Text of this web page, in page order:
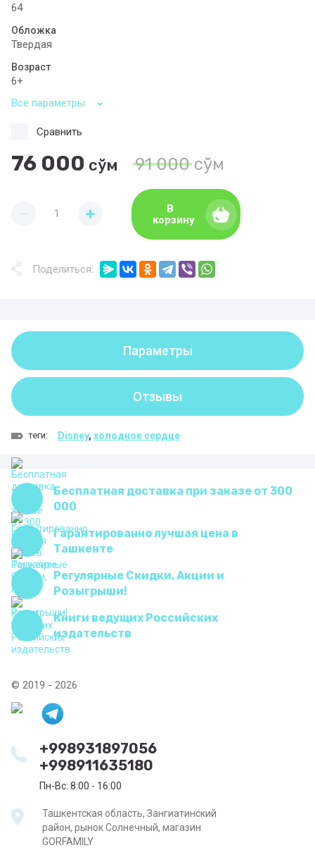
64
Обложка
Твердая
Возраст
6+
Все параметры
91 000сўм
76 000 сўм
Сравнить
В
корзину
Поделиться:
Параметры
Отзывы
теги: Disney, холодное сердце
Бесплатная доставка при заказе от 300
000
Гарантированно лучшая цена в
Ташкенте
Регулярные Скидки, Акции и
Розыгрыши!
Книги ведущих Российских
издательств
© 2019 - 2026
+998931897056
+998911635180
Пн-Вс: 8:00 - 16:00
Ташкентская область, Зангиатинский
район, рынок Солнечный, магазин
GORFAMILY